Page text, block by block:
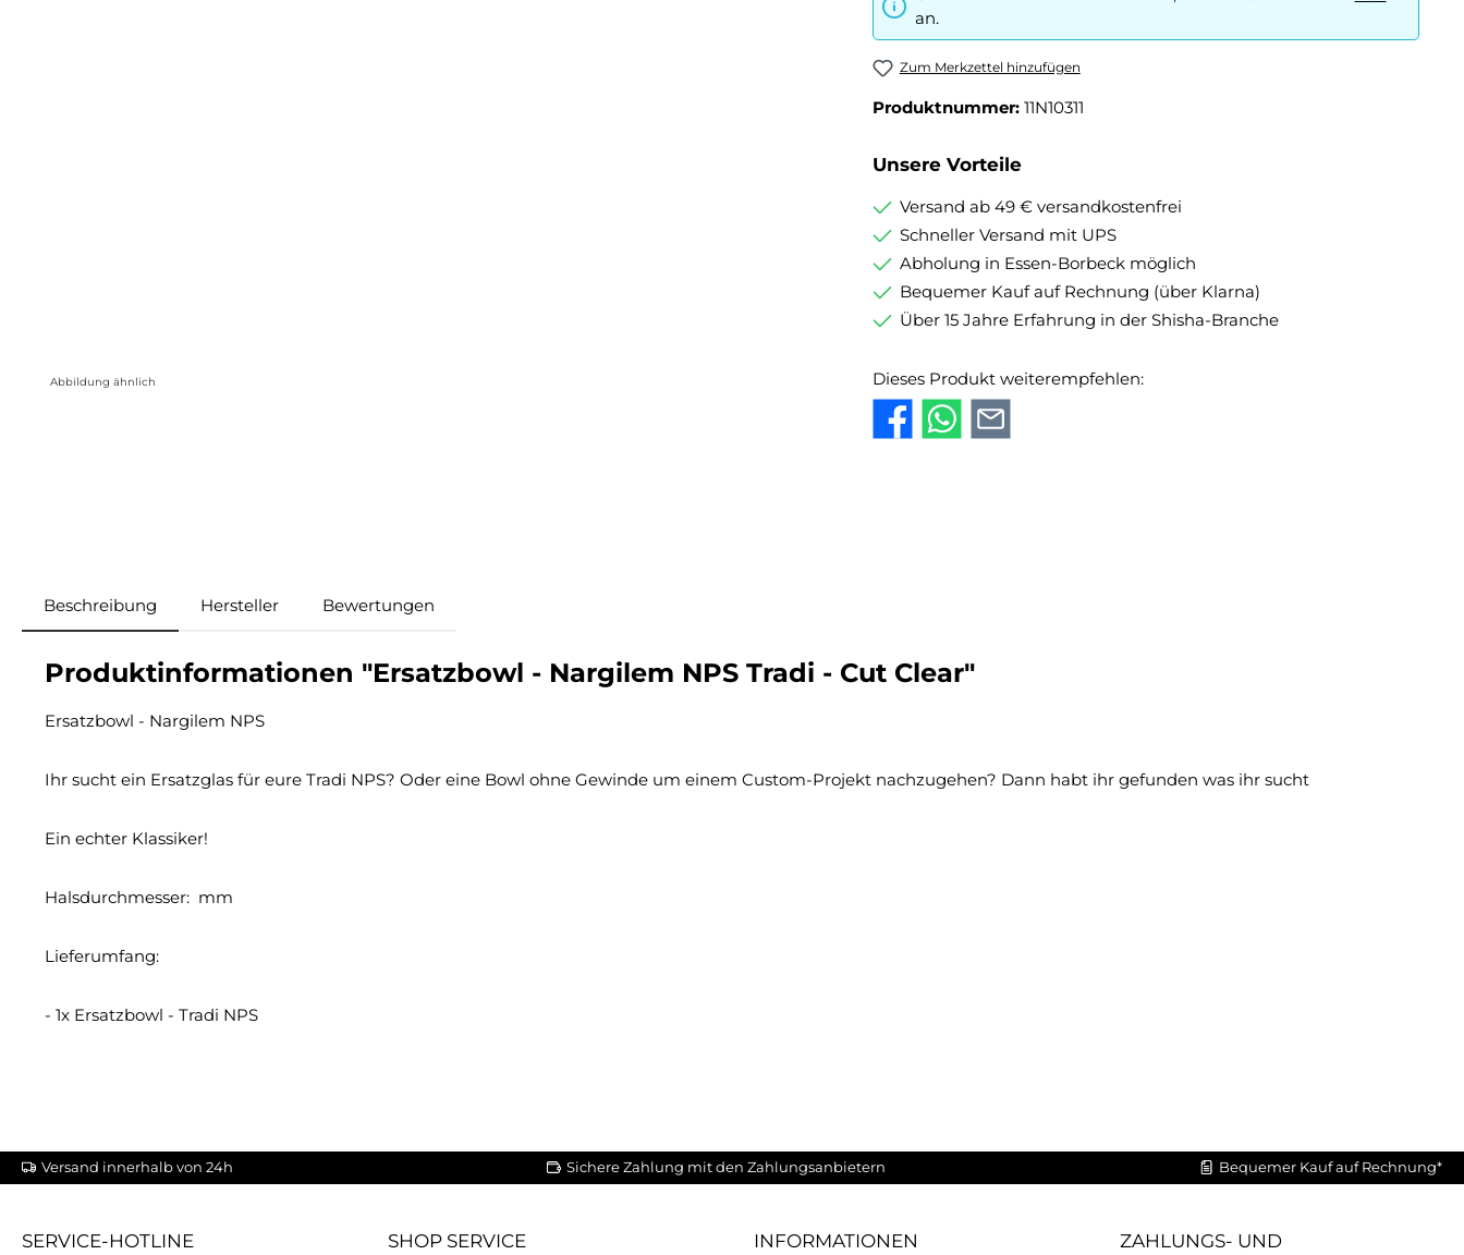
Abbildung ähnlich
an.
Zum Merkzettel hinzufügen
Produktnummer: 11N10311
Unsere Vorteile
Versand ab 49 € versandkostenfrei
Schneller Versand mit UPS
Abholung in Essen-Borbeck möglich
Bequemer Kauf auf Rechnung (über Klarna)
Über 15 Jahre Erfahrung in der Shisha-Branche
Dieses Produkt weiterempfehlen:
Beschreibung Hersteller Bewertungen
Produktinformationen "Ersatzbowl - Nargilem NPS Tradi - Cut Clear"
Ersatzbowl - Nargilem NPS
Ihr sucht ein Ersatzglas für eure Tradi NPS? Oder eine Bowl ohne Gewinde um einem Custom-Projekt nachzugehen? Dann habt ihr gefunden was ihr sucht
Ein echter Klassiker!
Halsdurchmesser: mm
Lieferumfang:
- 1x Ersatzbowl - Tradi NPS
Versand innerhalb von 24h Sichere Zahlung mit den Zahlungsanbietern Bequemer Kauf auf Rechnung*
SERVICE-HOTLINE SHOP SERVICE INFORMATIONEN
ZAHLUNGS- UND